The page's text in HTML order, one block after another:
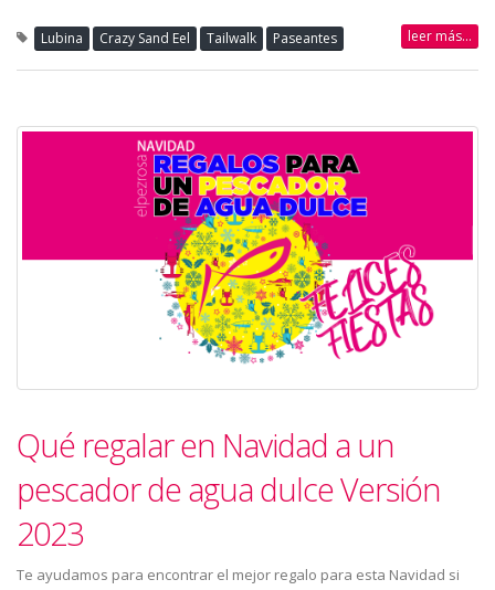
Lubina Crazy Sand Eel Tailwalk Paseantes leer más...
Qué regalar en Navidad a un
pescador de agua dulce Versión
2023
Te ayudamos para encontrar el mejor regalo para esta Navidad si